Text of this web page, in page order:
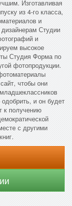
Изготавливая
из 4-го класса,
и
Студии
и
высокое
Студия Форма по
фотопродукции.
чтобы они
и он будет
к получению
с другими